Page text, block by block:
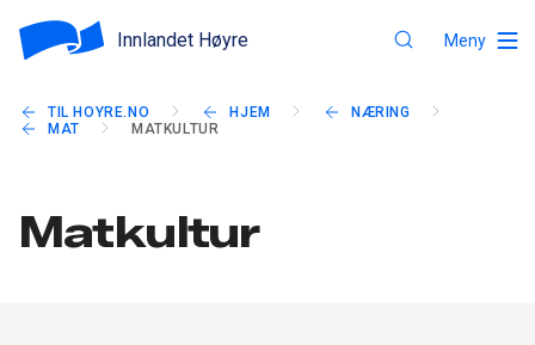
Innlandet Høyre Meny
TIL HOYRE.NO HJEM
NÆRING
MAT
MATKULTUR
Matkultur